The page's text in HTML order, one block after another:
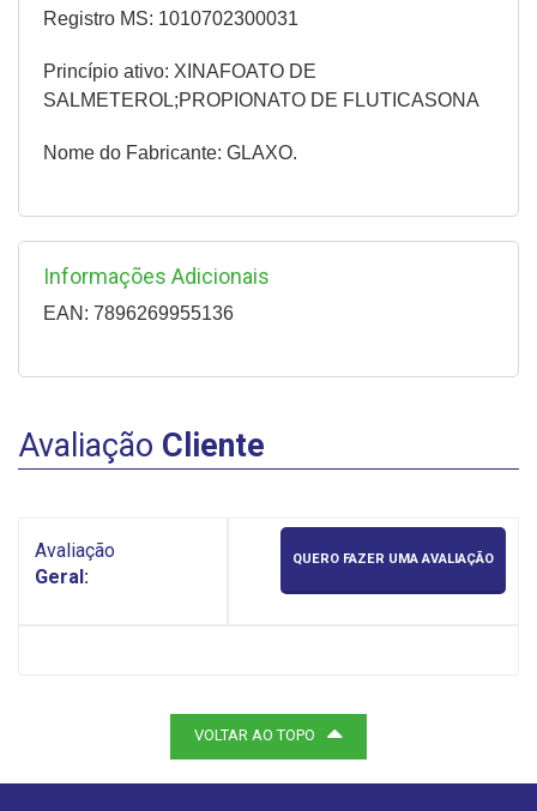
Registro MS: 1010702300031
Princípio ativo: XINAFOATO DE
SALMETEROL;PROPIONATO DE FLUTICASONA
Nome do Fabricante: GLAXO.
Informações Adicionais
EAN: 7896269955136
Avaliação Cliente
Avaliação
Geral:
QUERO FAZER UMA AVALIAÇÃO
VOLTAR AO TOPO